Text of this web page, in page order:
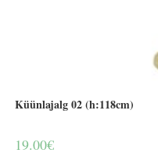
Küünlajalg 02 (h:118cm)
19.00€